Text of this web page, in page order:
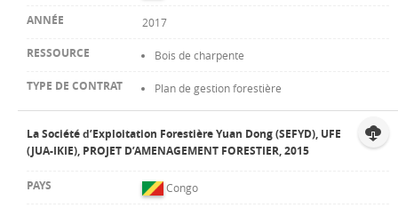
2017
Bois de charpente
Plan de gestion forestière
La Société d’Exploitation Forestière Yuan Dong (SEFYD), UFE
(JUA-IKIE), PROJET D’AMENAGEMENT FORESTIER, 2015
Congo